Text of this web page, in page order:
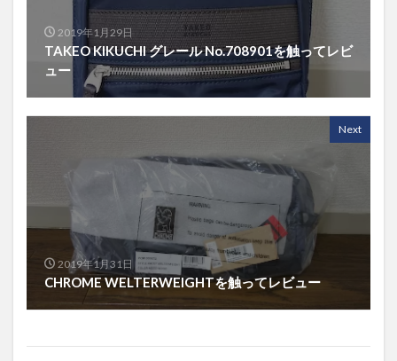
2019年1月29日
TAKEO KIKUCHI グレール No.708901を触ってレビ
ュー
Next
2019年1月31日
CHROME WELTERWEIGHTを触ってレビュー